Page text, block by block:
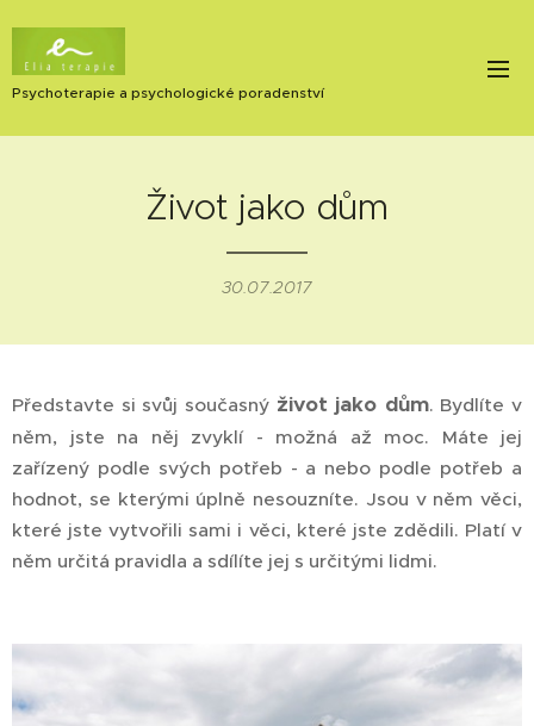
Psychoterapie a psychologické poradenství
Život jako dům
30.07.2017
Představte si svůj současný život jako dům. Bydlíte v
něm, jste na něj zvyklí - možná až moc. Máte jej
zařízený podle svých potřeb - a nebo podle potřeb a
hodnot, se kterými úplně nesouzníte. Jsou v něm věci,
které jste vytvořili sami i věci, které jste zdědili. Platí v
něm určitá pravidla a sdílíte jej s určitými lidmi.